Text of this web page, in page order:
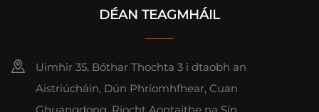
DÉAN TEAGMHÁIL
Uimhir 35, Bóthar Thochta 3 i dtaobh an
Aistriúcháin, Dún Phríomhfhear, Cuan